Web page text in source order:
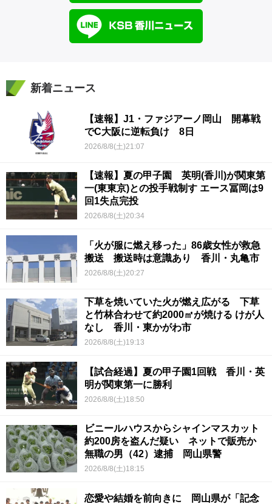
新着ニュース
【速報】J1・ファジアーノ岡山 開幕戦
でC大阪に逆転負け 8日
2026/8/8(土)21:07
【速報】夏の甲子園 英明(香川)が関東第
一(東東京)との投手戦制す エース冨岡は9
回1失点完投
2026/8/8(土)20:34
「火が服に燃え移った」86歳女性が救急
搬送 搬送時は意識あり 香川・丸亀市
2026/8/8(土)20:27
下草を焼いていた火が燃え広がる 下草
と竹林合わせて約2000㎡が焼ける けが人
なし 香川・東かがわ市
2026/8/8(土)19:13
【試合経過】夏の甲子園1回戦 香川・英
明が関東第一に勝利
2026/8/8(土)18:50
ビニールハウスからシャインマスカット
約200房を盗んだ疑い ネットで販売か
無職の男（42）逮捕 岡山県警
2026/8/8(土)18:15
恋愛や結婚を前向きに 岡山県が「記念